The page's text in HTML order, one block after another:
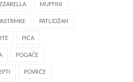
MUFFINI
PATLIDŽAN
PIĆA
POGAČE
POVRĆE